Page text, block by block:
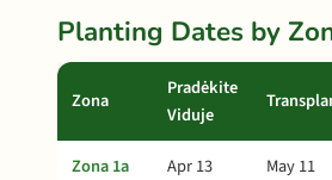
Planting Dates by
Zona
Pradėkite
Viduje
Zona 1a Apr 13 May 11